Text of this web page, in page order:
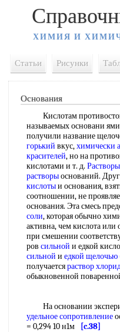
ХИМИЯ И
Статьи Рисунки
Основания
Кислотам
называемых основани
получили название
горький вкус,химически
красителей, но на
кислотами и т. д.
растворыоснований.
кислотыи основания,
соотношении, не
основания. Эта смесь
соли, которая обычно
активна, чем кислота
при смешении
ров сильной и едкой
сильной и едкой щелочью
получаетсяраствор
обыкновенной
На основании
удельное сопротивление
= 0,294 10 н1м
[c.38]